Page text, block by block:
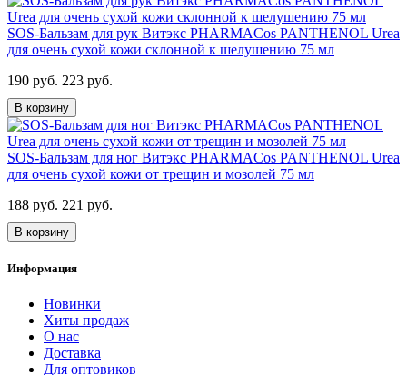
SOS-Бальзам для рук Витэкс PHARMACos PANTHENOL Urea
для очень сухой кожи склонной к шелушению 75 мл
190 руб. 223 руб.
В корзину
SOS-Бальзам для ног Витэкс PHARMACos PANTHENOL Urea
для очень сухой кожи от трещин и мозолей 75 мл
188 руб. 221 руб.
В корзину
Информация
Новинки
Хиты продаж
О нас
Доставка
Для оптовиков